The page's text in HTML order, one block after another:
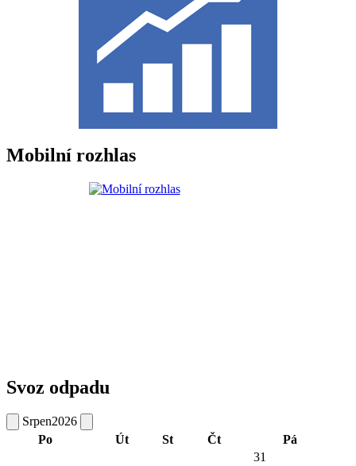
Mobilní rozhlas
Svoz odpadu
Srpen2026
Po
Út St Čt
Pá
31